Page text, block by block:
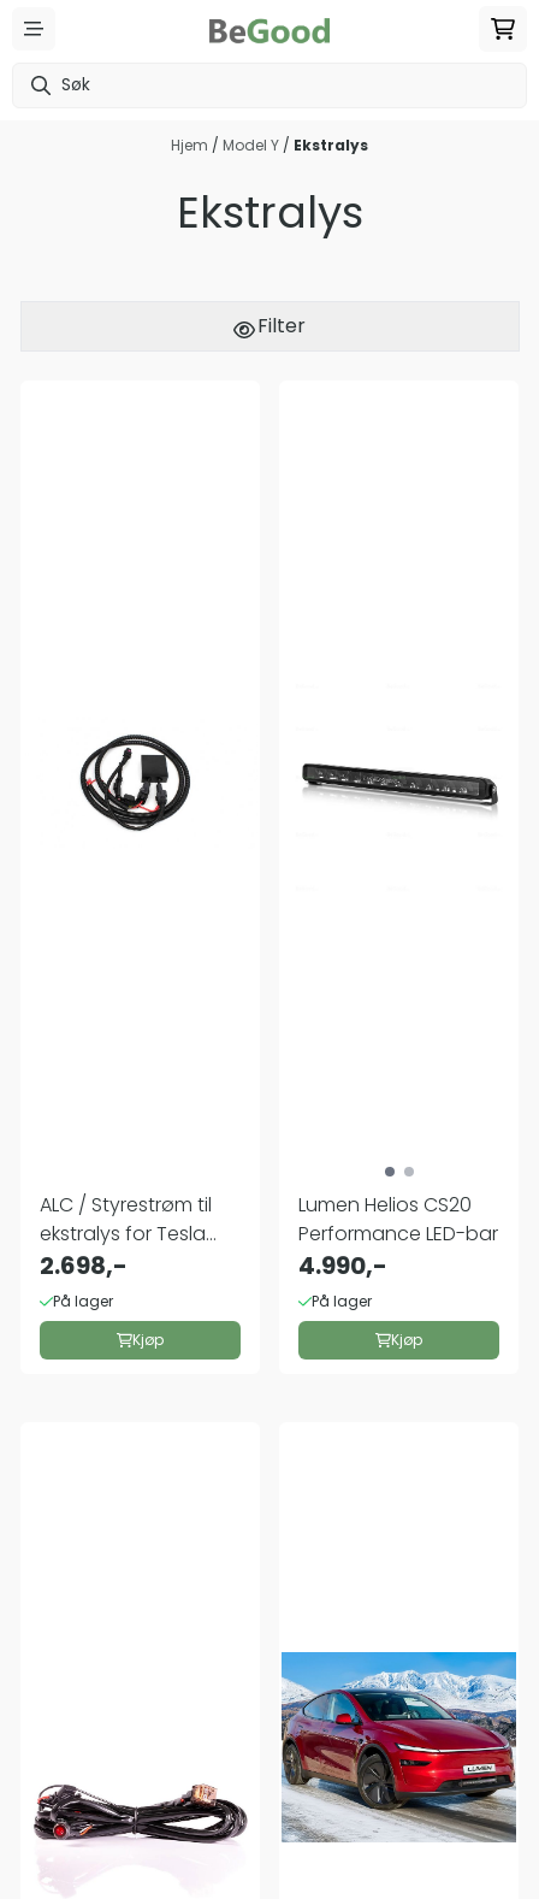
Hopp til innhold
Hjem / Model Y / Ekstralys
Ekstralys
Filter
ALC / Styrestrøm til
ekstralys for Tesla
Model 3 ...
2.698,-
På lager
Kjøp
Lumen Helios CS20
Performance LED-bar
4.990,-
På lager
Kjøp